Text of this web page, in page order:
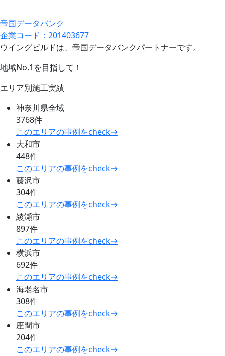
帝国データバンク
企業コード：201403677
ウイングビルドは、帝国データバンクパートナーです。
地域No.1を目指して！
エリア別施工実績
神奈川県全域
3768件
このエリアの事例をcheck→
大和市
448件
このエリアの事例をcheck→
藤沢市
304件
このエリアの事例をcheck→
綾瀬市
897件
このエリアの事例をcheck→
横浜市
692件
このエリアの事例をcheck→
海老名市
308件
このエリアの事例をcheck→
座間市
204件
このエリアの事例をcheck→